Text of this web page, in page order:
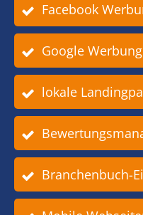
Facebook
Google Werbung
lokale
Branchenbuch-